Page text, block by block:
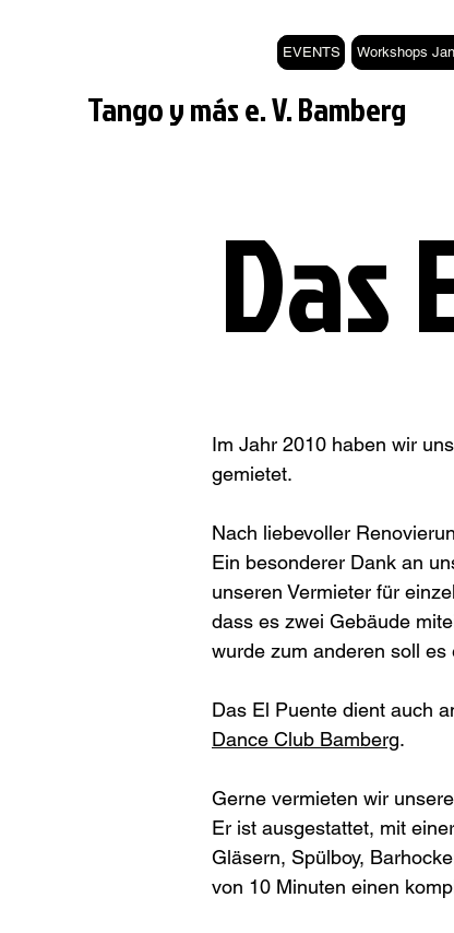
EVENTS Workshops
Tango y más e. V. Bamberg
Das
Im Jahr 2010 haben wir
gemietet.
Nach liebevoller
Ein besonderer Dank an
unseren Vermieter für
dass es zwei Gebäude
wurde zum anderen soll
Das El Puente dient auch
Dance Club Bamberg.
Gerne vermieten wir
Er ist ausgestattet, mit
Gläsern, Spülboy,
von 10 Minuten einen